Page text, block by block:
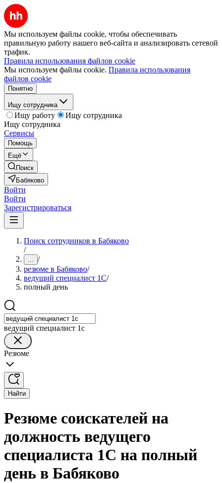
Мы используем файлы cookie, чтобы обеспечивать
правильную работу нашего веб-сайта и анализировать сетевой
трафик.
Правила использования файлов cookie
Мы используем файлы cookie. Правила использования
файлов cookie
Понятно
Ищу сотрудника
Ищу работу
Ищу сотрудника
Ищу сотрудника
Сервисы
Помощь
Ещё
Поиск
Бабяково
Войти
Войти
Зарегистрироваться
Поиск сотрудников в Бабяково
/
... /
резюме в Бабяково/
ведущий специалист 1С/
полный день
ведущий специалист 1с
Резюме
Найти
Резюме соискателей на
должность ведущего
специалиста 1С на полный
день в Бабяково